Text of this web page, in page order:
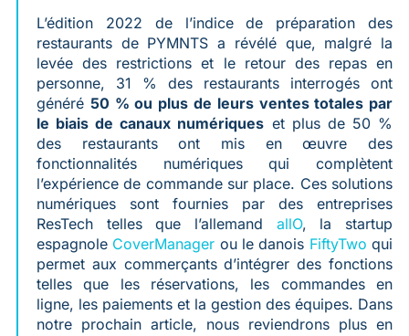
L’édition 2022 de l’indice de préparation des
restaurants de PYMNTS a révélé que, malgré la
levée des restrictions et le retour des repas en
personne, 31 % des restaurants interrogés ont
généré 50 % ou plus de leurs ventes totales par
le biais de canaux numériques et plus de 50 %
des restaurants ont mis en œuvre des
fonctionnalités numériques qui complètent
l’expérience de commande sur place. Ces solutions
numériques sont fournies par des entreprises
ResTech telles que l’allemand allO, la startup
espagnole CoverManager ou le danois FiftyTwo qui
permet aux commerçants d’intégrer des fonctions
telles que les réservations, les commandes en
ligne, les paiements et la gestion des équipes. Dans
notre prochain article, nous reviendrons plus en